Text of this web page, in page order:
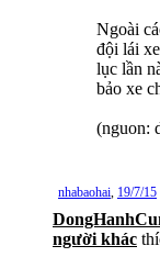
Ngoài
đội lái
lục lần
bảo xe
(nguon:
nhabaohai 19/7/15
người khác